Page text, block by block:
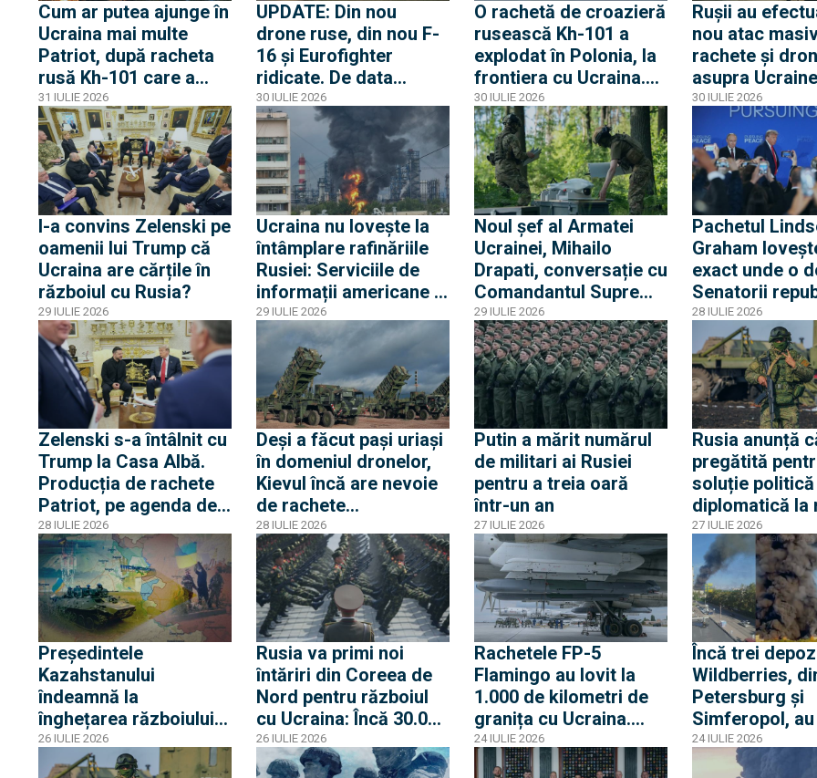
Cum ar putea ajunge în
Ucraina mai multe
Patriot, după racheta
rusă Kh-101 care a
explodat în curtea
Poloniei. Transferul, pe
masa polonezilor care
strâng rândurile
31 IULIE 2026
UPDATE: Din nou
drone ruse, din nou F-
16 și Eurofighter
ridicate. De data
aceasta dronele ruse
au intrat 20 de
secunde în spațiul
aerian al României,
lovind ulterior Ucraina
30 IULIE 2026
O rachetă de croazieră
rusească Kh-101 a
explodat în Polonia, la
frontiera cu Ucraina.
Racheta s-a prăbușit
înainte de a fi angajată
de un F-16 polonez
30 IULIE 2026
Rușii au
nou atac
rachete și
asupra
Loviturile
fost
și Lviv
30 IULIE 2026
I-a convins Zelenski pe
oamenii lui Trump că
Ucraina are cărțile în
războiul cu Rusia?
29 IULIE 2026
Ucraina nu lovește la
întâmplare rafinăriile
Rusiei: Serviciile de
informații americane și
franceze ajută Kievul
să aleagă țintele
pentru atacurile cu
drone
29 IULIE 2026
Noul șef al Armatei
Ucrainei, Mihailo
Drapati, conversație cu
Comandantul Suprem
al NATO privind
strategia Ucrainei în
războiul declanșat de
Rusia
29 IULIE 2026
Pachetul
Graham
exact unde o
Senatorii
democrați au
asupra
Trump a
promulga
28 IULIE 2026
Zelenski s-a întâlnit cu
Trump la Casa Albă.
Producția de rachete
Patriot, pe agenda de
discuții
28 IULIE 2026
Deși a făcut pași uriași
în domeniul dronelor,
Kievul încă are nevoie
de rachete
interceptoare.
Germania, rugată să
accelereze livrările
28 IULIE 2026
Putin a mărit numărul
de militari ai Rusiei
pentru a treia oară
într-un an
27 IULIE 2026
Rusia anunță
pregătită
soluție politică
diplomatică la
împotriva
așteaptă idei
pentru a pune
conflictului
27 IULIE 2026
Președintele
Kazahstanului
îndeamnă la
înghețarea războiului
dintre Rusia și Ucraina:
“Natura acestui
26 IULIE 2026
Rusia va primi noi
întăriri din Coreea de
Nord pentru războiul
cu Ucraina: Încă 30.000
de militari vor sosi în
regiunea Voronej în
26 IULIE 2026
Rachetele FP-5
Flamingo au lovit la
1.000 de kilometri de
granița cu Ucraina.
Uzina Kirov, implicată
în producția de rachete
24 IULIE 2026
Încă trei
Wildberries,
Petersburg și
Simferopol,
lovite de drone
ucrainene
24 IULIE 2026